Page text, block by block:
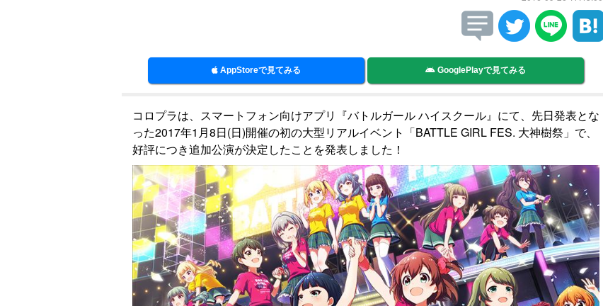
AppStoreで見てみる GooglePlayで見てみる
コロプラは、スマートフォン向けアプリ『バトルガール ハイスクール』にて、先日発表とな
った2017年1月8日(日)開催の初の大型リアルイベント「BATTLE GIRL FES. 大神樹祭」で、
好評につき追加公演が決定したことを発表しました！